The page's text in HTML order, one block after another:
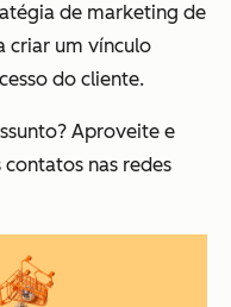
de marketing de
criar um vínculo
do cliente.
Aproveite e
nas redes